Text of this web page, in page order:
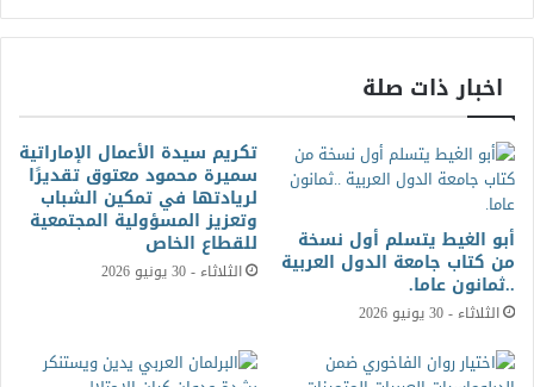
اخبار ذات صلة
أبو الغيط يتسلم أول نسخة
من كتاب جامعة الدول العربية
..ثمانون عاما.
الثلاثاء - 30 يونيو 2026
تكريم سيدة الأعمال الإماراتية
سميرة محمود معتوق تقديرًا
لريادتها في تمكين الشباب
وتعزيز المسؤولية المجتمعية
للقطاع الخاص
الثلاثاء - 30 يونيو 2026